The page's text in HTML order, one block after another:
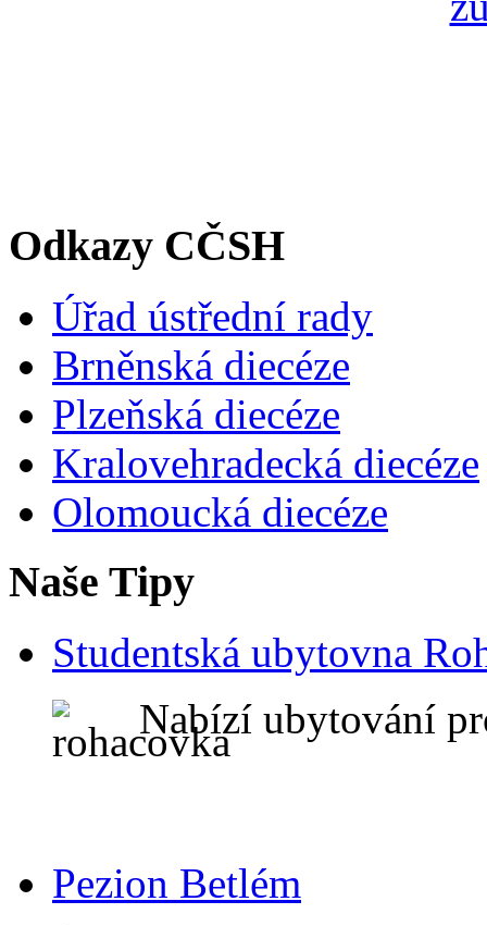
Odkazy CČSH
Úřad ústřední rady
Brněnská diecéze
Plzeňská diecéze
Kralovehradecká diecéze
Olomoucká diecéze
Naše Tipy
Studentská ubytovna
Nabízí ubytování
Pezion Betlém